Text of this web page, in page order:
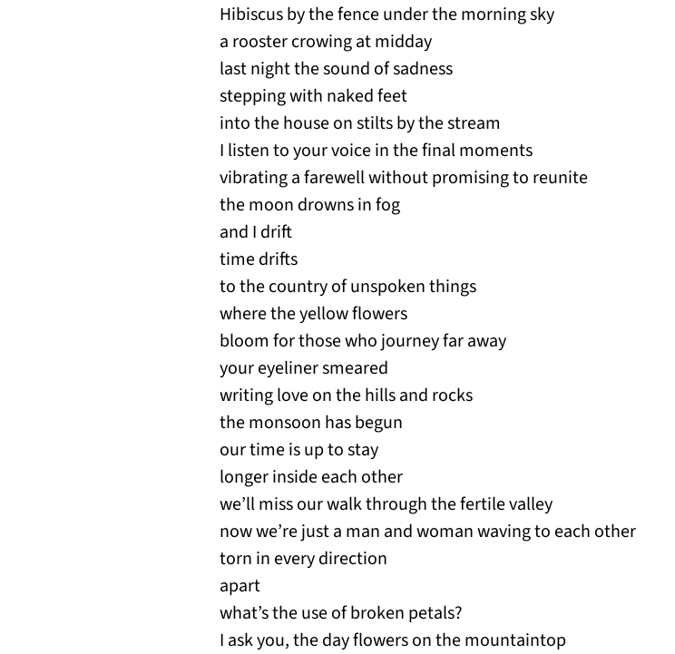
Hibiscus by the fence under the morning sky
a rooster crowing at midday
last night the sound of sadness
stepping with naked feet
into the house on stilts by the stream
I listen to your voice in the final moments
vibrating a farewell without promising to reunite
the moon drowns in fog
and I drift
time drifts
to the country of unspoken things
where the yellow flowers
bloom for those who journey far away
your eyeliner smeared
writing love on the hills and rocks
the monsoon has begun
our time is up to stay
longer inside each other
we’ll miss our walk through the fertile valley
now we’re just a man and woman waving to each other
torn in every direction
apart
what’s the use of broken petals?
I ask you, the day flowers on the mountaintop